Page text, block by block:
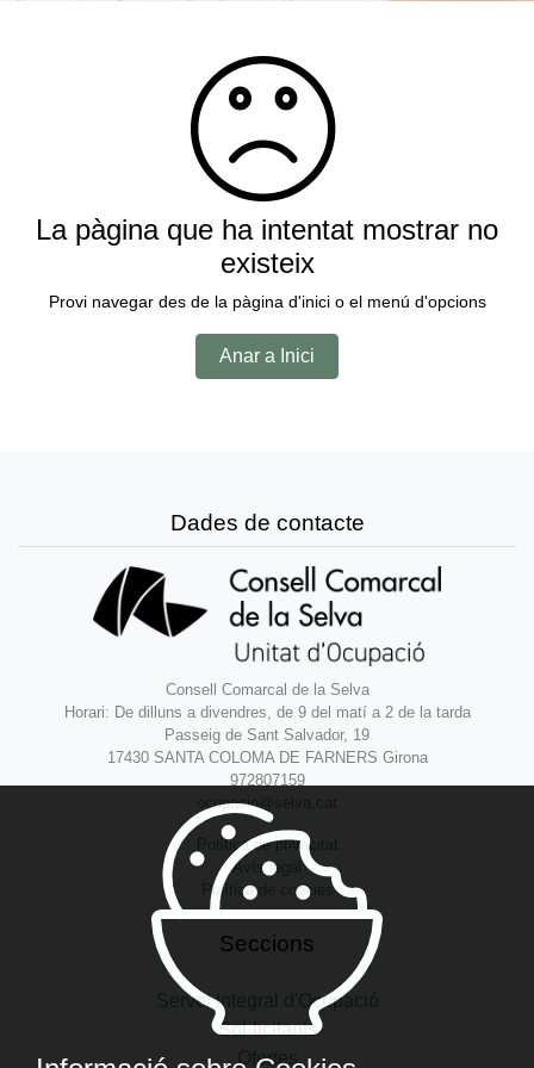
La pàgina que ha intentat mostrar no
existeix
Provi navegar des de la pàgina d'inici o el menú d'opcions
Anar a Inici
Dades de contacte
Consell Comarcal de la Selva
Horari: De dilluns a divendres, de 9 del matí a 2 de la tarda
Passeig de Sant Salvador, 19
17430 SANTA COLOMA DE FARNERS Girona
972807159
ocupacio@selva.cat
Política de privacitat
Avís legal
Política de cookies
Seccions
Servei Integral d'Ocupació
Sol·licitants
Ofertes